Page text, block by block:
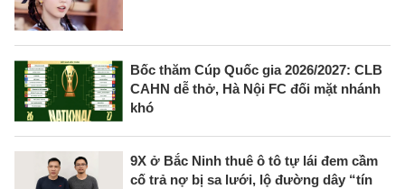
Bốc thăm Cúp Quốc gia 2026/2027: CLB
CAHN dễ thở, Hà Nội FC đối mặt nhánh
khó
9X ở Bắc Ninh thuê ô tô tự lái đem cầm
cố trả nợ bị sa lưới, lộ đường dây “tín